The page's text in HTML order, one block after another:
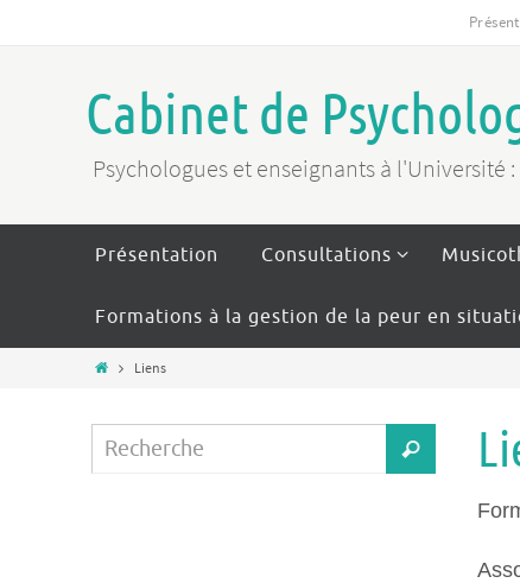
Cabinet de
Psychologues et enseignants à l'Université
Présentation Consultations
Formations à la gestion de la peur en
Liens